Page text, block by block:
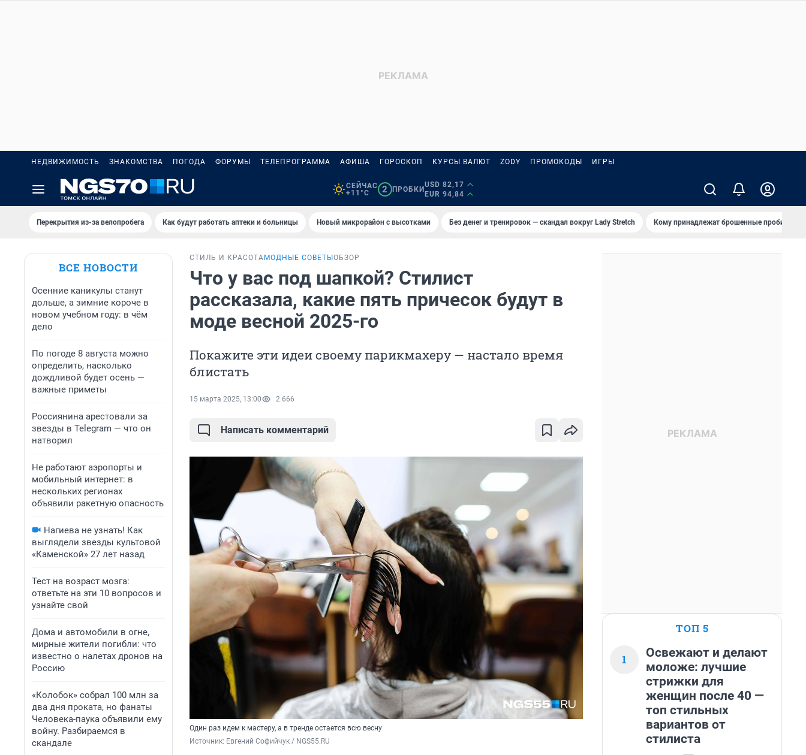
НЕДВИЖИМОСТЬ ЗНАКОМСТВА ПОГОДА ФОРУМЫ ТЕЛЕПРОГРАММА АФИША ГОРОСКОП КУРСЫ ВАЛЮТ ZODY ПРОМОКОДЫ ИГРЫ
СЕЙЧАС
+11°C
2 ПРОБКИ
USD 82,17
EUR 94,84
Перекрытия из-за велопробега Как будут работать аптеки и больницы Новый микрорайон с высотками Без денег и тренировок — скандал вокруг Lady Stretch Кому принадлежат брошенные пробирки?
ВСЕ НОВОСТИ
Осенние каникулы станут
дольше, а зимние короче в
новом учебном году: в чём
дело
По погоде 8 августа можно
определить, насколько
дождливой будет осень —
важные приметы
Россиянина арестовали за
звезды в Telegram — что он
натворил
Не работают аэропорты и
мобильный интернет: в
нескольких регионах
объявили ракетную опасность
Нагиева не узнать! Как
выглядели звезды культовой
«Каменской» 27 лет назад
Тест на возраст мозга:
ответьте на эти 10 вопросов и
узнайте свой
Дома и автомобили в огне,
мирные жители погибли: что
известно о налетах дронов на
Россию
«Колобок» собрал 100 млн за
два дня проката, но фанаты
Человека-паука объявили ему
войну. Разбираемся в
скандале
СТИЛЬ И КРАСОТА МОДНЫЕ СОВЕТЫ ОБЗОР
Что у вас под шапкой? Стилист
рассказала, какие пять причесок будут в
моде весной 2025-го
Покажите эти идеи своему парикмахеру — настало время
блистать
15 марта 2025, 13:00 2 666
Написать комментарий
Один раз идем к мастеру, а в тренде остается всю весну
Источник: Евгений Софийчук / NGS55.RU
ТОП 5
1
Освежают и делают
моложе: лучшие
стрижки для
женщин после 40 —
топ стильных
вариантов от
стилиста